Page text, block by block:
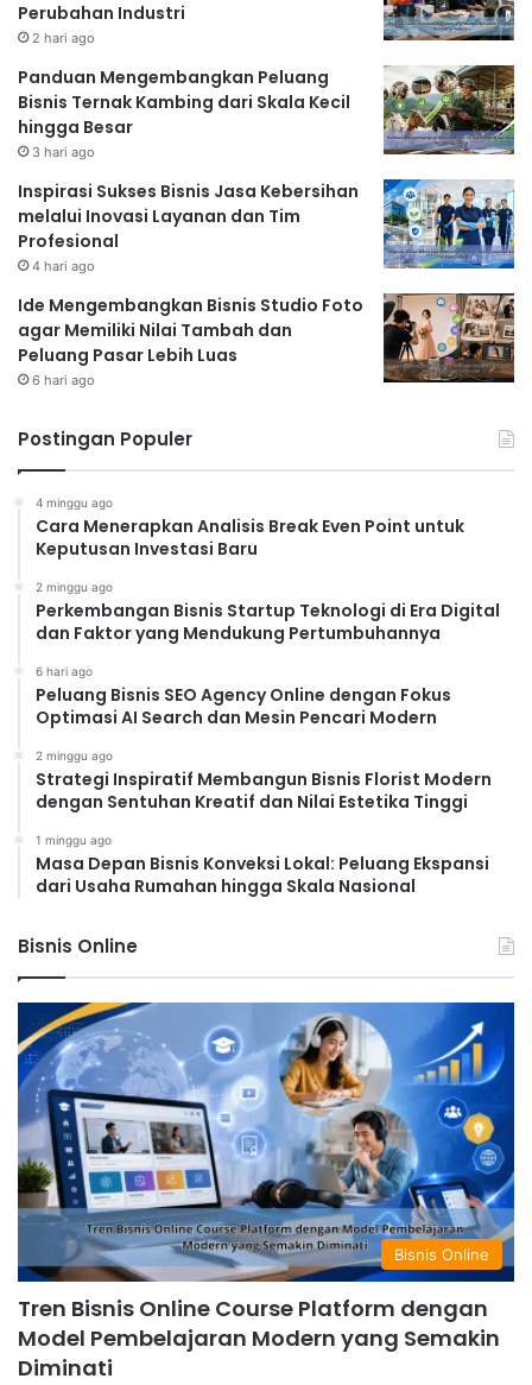
Perubahan Industri
2 hari ago
Panduan Mengembangkan Peluang
Bisnis Ternak Kambing dari Skala Kecil
hingga Besar
3 hari ago
Inspirasi Sukses Bisnis Jasa Kebersihan
melalui Inovasi Layanan dan Tim
Profesional
4 hari ago
Ide Mengembangkan Bisnis Studio Foto
agar Memiliki Nilai Tambah dan
Peluang Pasar Lebih Luas
6 hari ago
Postingan Populer
4 minggu ago
Cara Menerapkan Analisis Break Even Point untuk
Keputusan Investasi Baru
2 minggu ago
Perkembangan Bisnis Startup Teknologi di Era Digital
dan Faktor yang Mendukung Pertumbuhannya
6 hari ago
Peluang Bisnis SEO Agency Online dengan Fokus
Optimasi AI Search dan Mesin Pencari Modern
2 minggu ago
Strategi Inspiratif Membangun Bisnis Florist Modern
dengan Sentuhan Kreatif dan Nilai Estetika Tinggi
1 minggu ago
Masa Depan Bisnis Konveksi Lokal: Peluang Ekspansi
dari Usaha Rumahan hingga Skala Nasional
Bisnis Online
Bisnis Online
Tren Bisnis Online Course Platform dengan
Model Pembelajaran Modern yang Semakin
Diminati